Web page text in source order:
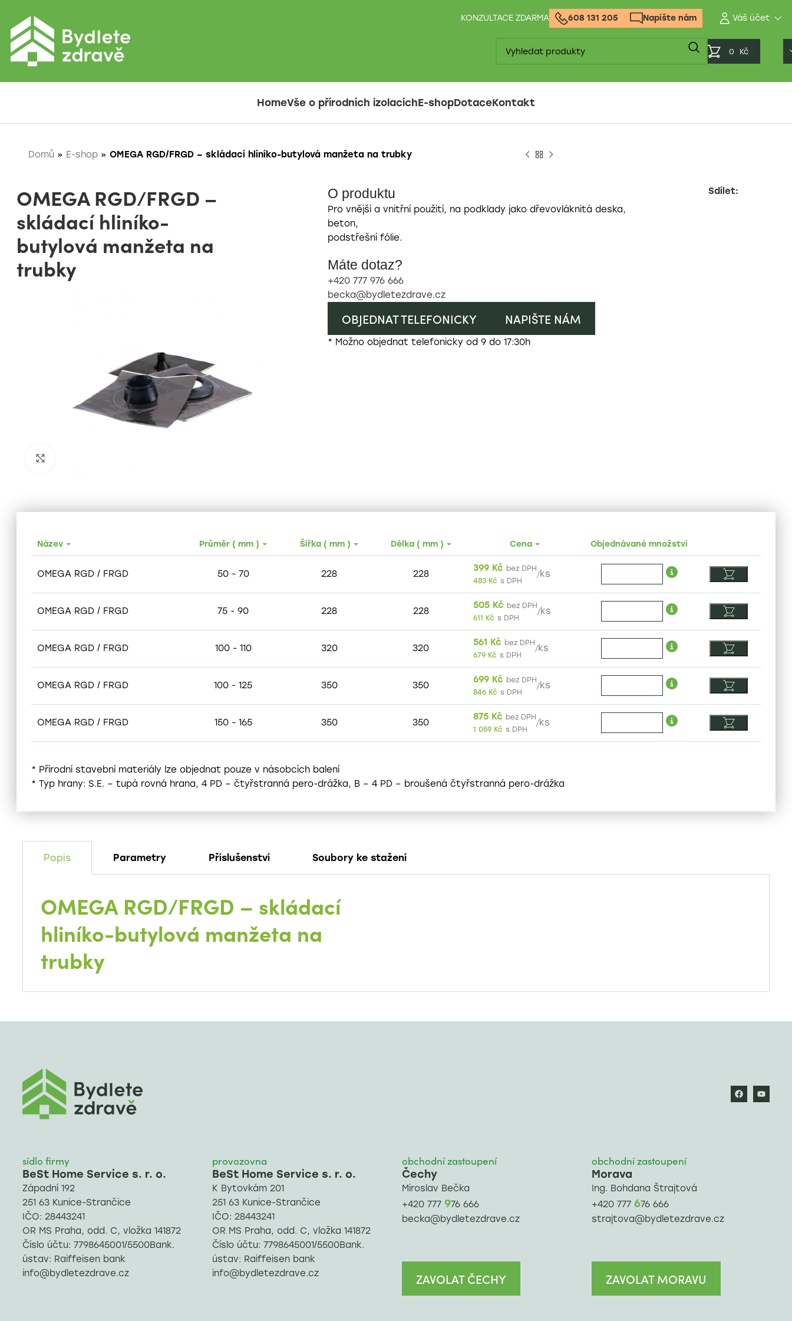
KONZULTACE ZDARMA 608 131 205 Napište nám
0 Kč
HomeVše o přírodních izolacíchE-shopDotaceKontakt
Domů » E-shop » OMEGA RGD/FRGD – skládací hliníko-butylová manžeta na trubky
OMEGA RGD/FRGD –
skládací hliníko-
butylová manžeta na
trubky
O produktu
Pro vnější a vnitřní použití, na podklady jako dřevovláknitá deska,
beton,
podstřešní fólie.
Sdílet:
Máte dotaz?
+420 777 976 666
becka@bydletezdrave.cz
OBJEDNAT TELEFONICKY NAPIŠTE NÁM
* Možno objednat telefonicky od 9 do 17:30h
Název Průměr ( mm ) Šířka ( mm ) Délka ( mm ) Cena Objednávané množství
OMEGA RGD / FRGD 50 - 70 228 228
399 Kč bez DPH
483 Kč s DPH
/ks
OMEGA RGD / FRGD 75 - 90 228 228
505 Kč bez DPH
611 Kč s DPH
/ks
OMEGA RGD / FRGD 100 - 110 320 320
561 Kč bez DPH
679 Kč s DPH
/ks
OMEGA RGD / FRGD 100 - 125 350 350
699 Kč bez DPH
846 Kč s DPH
/ks
OMEGA RGD / FRGD 150 - 165 350 350
875 Kč bez DPH
1 059 Kč s DPH
/ks
* Přírodní stavební materiály lze objednat pouze v násobcích balení
* Typ hrany: S.E. – tupá rovná hrana, 4 PD – čtyřstranná pero-drážka, B – 4 PD – broušená čtyřstranná pero-drážka
Popis Parametry Příslušenství Soubory ke stažení
OMEGA RGD/FRGD – skládací
hliníko-butylová manžeta na
trubky
sídlo firmy
BeSt Home Service s. r. o.
Západní 192
251 63 Kunice-Strančice
IČO: 28443241
OR MS Praha, odd. C, vložka 141872
Číslo účtu: 7798645001/5500Bank.
ústav: Raiffeisen bank
info@bydletezdrave.cz
provozovna
BeSt Home Service s. r. o.
K Bytovkám 201
251 63 Kunice-Strančice
IČO: 28443241
OR MS Praha, odd. C, vložka 141872
Číslo účtu: 7798645001/5500Bank.
ústav: Raiffeisen bank
info@bydletezdrave.cz
obchodní zastoupení
Čechy
Miroslav Bečka
+420 777 976 666
becka@bydletezdrave.cz
ZAVOLAT ČECHY
obchodní zastoupení
Morava
Ing. Bohdana Štrajtová
+420 777 676 666
strajtova@bydletezdrave.cz
ZAVOLAT MORAVU